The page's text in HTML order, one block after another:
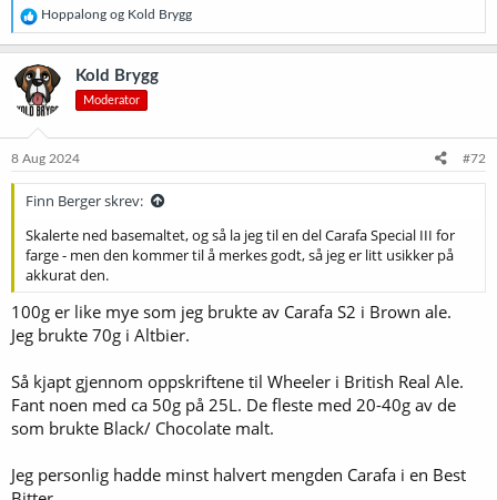
R
e
a
k
s
j
o
e
Hoppalong og Kold Brygg
Kold Brygg
Moderator
8 Aug 2024 #72
Finn Berger skrev:
Skalerte ned basemaltet, og så la jeg til en del Carafa Special III for
farge - men den kommer til å merkes godt, så jeg er litt usikker på
akkurat den.
100g er like mye som jeg brukte av Carafa S2 i Brown ale.
Jeg brukte 70g i Altbier.
Så kjapt gjennom oppskriftene til Wheeler i British Real Ale.
Fant noen med ca 50g på 25L. De fleste med 20-40g av de
som brukte Black/ Chocolate malt.
Jeg personlig hadde minst halvert mengden Carafa i en Best